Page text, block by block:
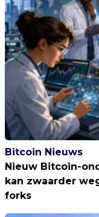
Bitcoin Nieuws
Nieuw Bitcoin-
kan zwaarder
forks